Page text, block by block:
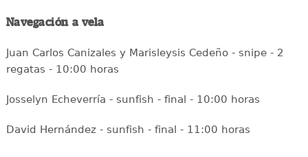
Navegación a vela
Juan Carlos Canizales y Marisleysis Cedeño - snipe - 2
regatas - 10:00 horas
Josselyn Echeverría - sunfish - final - 10:00 horas
David Hernández - sunfish - final - 11:00 horas